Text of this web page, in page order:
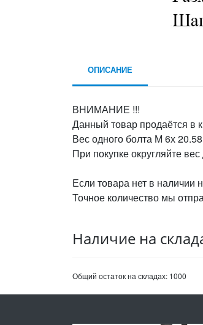
ОПИСАНИЕ
ВНИМАНИЕ !!!
Данный товар продаётся в
Вес одного болта М 6х
При покупке округляйте
Если товара нет в наличии
Точное количество мы
Наличие на
Общий остаток на складах: 1000